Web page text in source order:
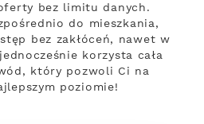
bez limitu danych.
do mieszkania,
bez zakłóceń, nawet w
korzysta cała
który pozwoli Ci na
poziomie!